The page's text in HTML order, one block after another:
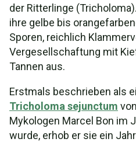
der Ritterlinge
ihre gelbe bis
Sporen, reichlich
Vergesellschaftung mit
Tannen aus.
Erstmals beschrieben als
Tricholoma sejunctum
Mykologen Marcel Bon im
wurde, erhob er sie ein